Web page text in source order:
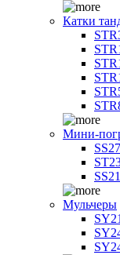
Катки
Мини-
Мульчеры